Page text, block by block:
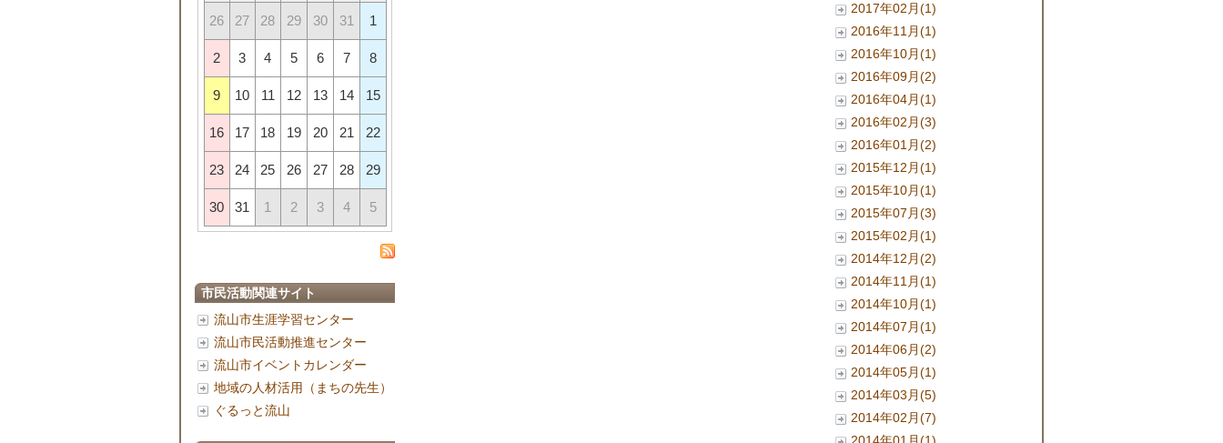
26 27 28 29 30 31 1
2 3 4 5 6 7 8
9 10 11 12 13 14 15
16 17 18 19 20 21 22
23 24 25 26 27 28 29
30 31 1 2 3 4 5
市民活動関連サイト
流山市生涯学習センター
流山市民活動推進センター
流山市イベントカレンダー
地域の人材活用（まちの先生）
ぐるっと流山
2017年02月(1)
2016年11月(1)
2016年10月(1)
2016年09月(2)
2016年04月(1)
2016年02月(3)
2016年01月(2)
2015年12月(1)
2015年10月(1)
2015年07月(3)
2015年02月(1)
2014年12月(2)
2014年11月(1)
2014年10月(1)
2014年07月(1)
2014年06月(2)
2014年05月(1)
2014年03月(5)
2014年02月(7)